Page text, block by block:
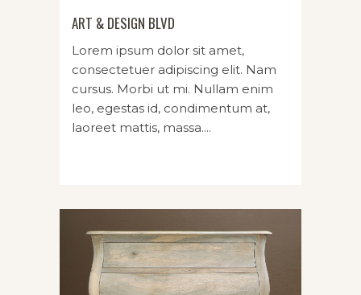
ART & DESIGN BLVD
Lorem ipsum dolor sit amet,
consectetuer adipiscing elit. Nam
cursus. Morbi ut mi. Nullam enim
leo, egestas id, condimentum at,
laoreet mattis, massa....